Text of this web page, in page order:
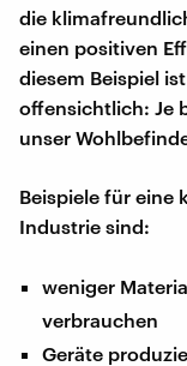
die
einen positiven
diesem Beispiel
offensichtlich: Je
unser
Beispiele für eine
Industrie sind:
weniger
verbrauchen
Geräte